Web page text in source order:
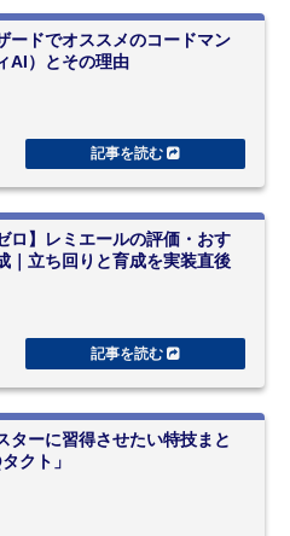
ードでオススメのコードマン
AI）とその理由
ロ】レミエールの評価・おす
｜立ち回りと育成を実装直後
ターに習得させたい特技まと
クト」